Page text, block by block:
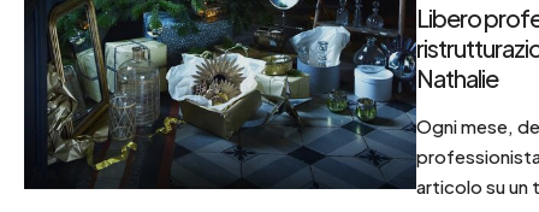
Libero
Nathalie
Ogni mese,
articolo su un